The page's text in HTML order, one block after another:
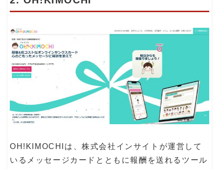
OH!KIMOCHIは、株式会社インサイトが運営して
いるメッセージカードとともに報酬を送れるツール